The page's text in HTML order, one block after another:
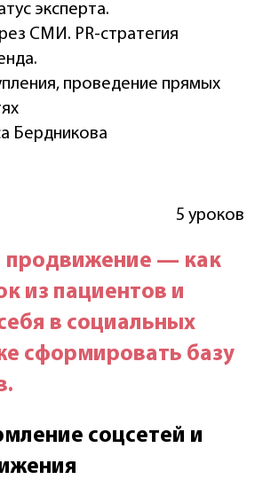
эксперта.
СМИ. PR-стратегия
проведение прямых
Бердникова
5 уроков
продвижение — как
из пациентов и
в социальных
сформировать базу
соцсетей и